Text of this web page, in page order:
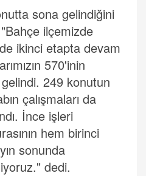
sona gelindiğini
ilçemizde
ikinci etapta devam
570'inin
249 konutun
çalışmaları da
İnce işleri
hem birinci
sonunda
dedi.